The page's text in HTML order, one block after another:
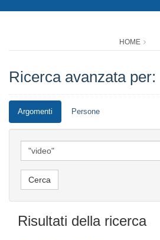
HOME
Ricerca avanzata per:
Argomenti Persone
Risultati della ricerca